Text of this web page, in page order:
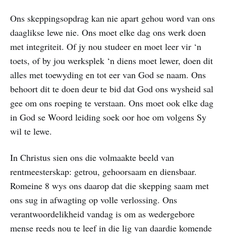
Ons skeppingsopdrag kan nie apart gehou word van ons
daaglikse lewe nie. Ons moet elke dag ons werk doen
met integriteit. Of jy nou studeer en moet leer vir ‘n
toets, of by jou werksplek ‘n diens moet lewer, doen dit
alles met toewyding en tot eer van God se naam. Ons
behoort dit te doen deur te bid dat God ons wysheid sal
gee om ons roeping te verstaan. Ons moet ook elke dag
in God se Woord leiding soek oor hoe om volgens Sy
wil te lewe.
In Christus sien ons die volmaakte beeld van
rentmeesterskap: getrou, gehoorsaam en diensbaar.
Romeine 8 wys ons daarop dat die skepping saam met
ons sug in afwagting op volle verlossing. Ons
verantwoordelikheid vandag is om as wedergebore
mense reeds nou te leef in die lig van daardie komende